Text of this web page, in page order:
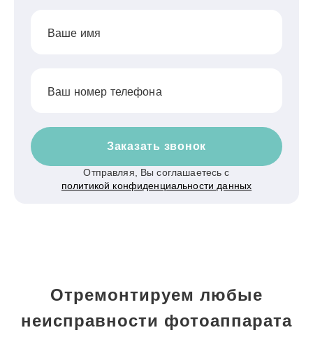
Ваше имя
Ваш номер телефона
Заказать звонок
Отправляя, Вы соглашаетесь с
политикой конфиденциальности данных
Отремонтируем любые
неисправности фотоаппарата